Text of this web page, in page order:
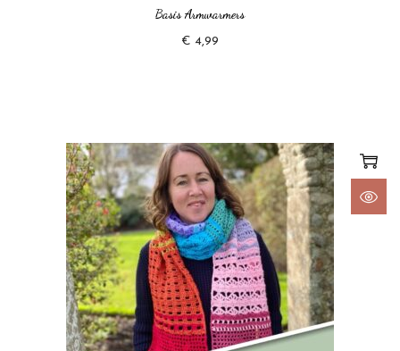
Basis Armwarmers
€ 4,99